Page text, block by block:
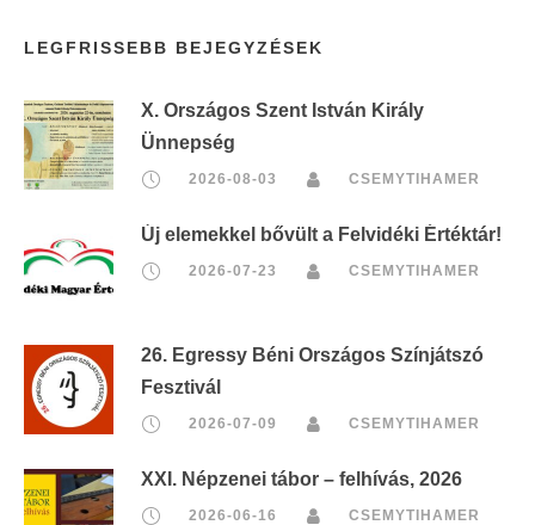
LEGFRISSEBB BEJEGYZÉSEK
X. Országos Szent István Király
Ünnepség
2026-08-03 CSEMYTIHAMER
Új elemekkel bővült a Felvidéki Értéktár!
2026-07-23 CSEMYTIHAMER
26. Egressy Béni Országos Színjátszó
Fesztivál
2026-07-09 CSEMYTIHAMER
XXI. Népzenei tábor – felhívás, 2026
2026-06-16 CSEMYTIHAMER